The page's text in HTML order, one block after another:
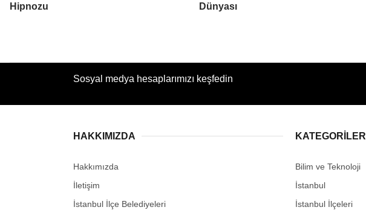
Hipnozu
Dünyası
Sosyal medya hesaplarımızı keşfedin
HAKKIMIZDA
Hakkımızda
İletişim
İstanbul İlçe Belediyeleri
KATEGORİLER
Bilim ve Teknoloji
İstanbul
İstanbul İlçeleri